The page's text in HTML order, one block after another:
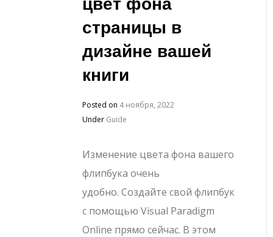
страницы в
дизайне вашей
книги
Posted on 4 ноября, 2022
Under Guide
Изменение цвета фона вашего
флипбука очень
удобно. Создайте свой флипбук
с помощью Visual Paradigm
Online прямо сейчас. В этом